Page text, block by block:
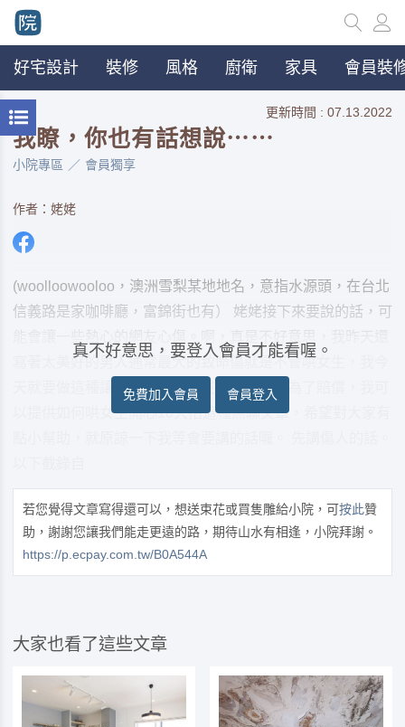
好宅設計 裝修 風格 廚衛 家具 會員裝
更新時間 : 07.13.2022
我瞭，你也有話想說⋯⋯
小院專區 會員獨享
作者：姥姥
(woolloowooloo，澳洲雪梨某地地名，意指水源頭，在台北
信義路是家咖啡廳，富錦街也有） 姥姥接下來要說的話，可
寫著太美好的男人通常最大的致命傷就是不會哄女生，我今
天就要做這種讓部分親愛的網友生氣的事。為了賠償，我可
以提供如何哄女生開心10大招這種無聊文章，希望對大家有
真不好意思，要登入會員才能看喔。
免費加入會員 會員登入
若您覺得文章寫得還可以，想送束花或買隻雕給小院，可按此贊
助，謝謝您讓我們能走更遠的路，期待山水有相逢，小院拜謝。
https://p.ecpay.com.tw/B0A544A
大家也看了這些文章